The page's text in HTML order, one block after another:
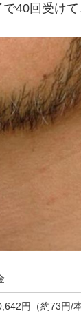
40回受け
円（約73円/本